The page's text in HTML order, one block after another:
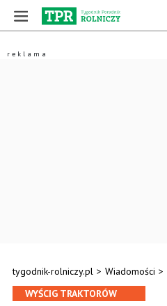
tygodnik-rolniczy.pl > Wiadomości >
WYŚCIG TRAKTORÓW